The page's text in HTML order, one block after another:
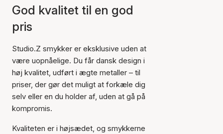
God kvalitet til en god
pris
Studio.Z smykker er eksklusive uden at
være uopnåelige. Du får dansk design i
høj kvalitet, udført i ægte metaller – til
priser, der gør det muligt at forkæle dig
selv eller en du holder af, uden at gå på
kompromis.
Kvaliteten er i højsædet, og smykkerne